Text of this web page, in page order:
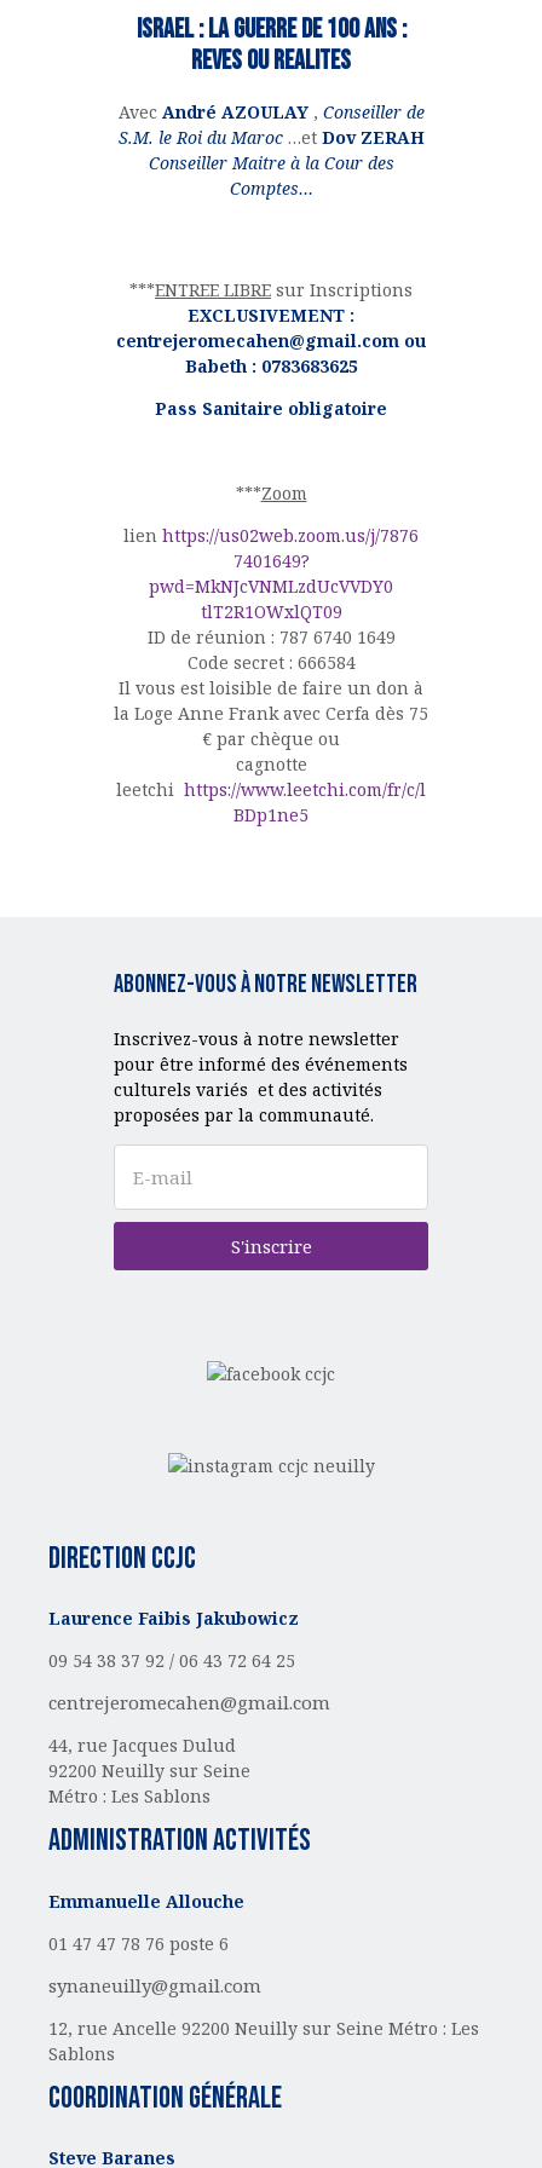
ISRAEL : LA GUERRE DE 100 ANS :
REVES ou REALITES
Avec André AZOULAY, Conseiller de
S.M. le Roi du Maroc…et Dov ZERAH
Conseiller Maitre à la Cour des
Comptes…
***ENTREE LIBRE sur Inscriptions
EXCLUSIVEMENT :
centrejeromecahen@gmail.com ou
Babeth : 0783683625
Pass Sanitaire obligatoire
***Zoom
lien https://us02web.zoom.us/j/7876
7401649?
pwd=MkNJcVNMLzdUcVVDY0
tlT2R1OWxlQT09
ID de réunion : 787 6740 1649
Code secret : 666584
Il vous est loisible de faire un don à
la Loge Anne Frank avec Cerfa dès 75
€ par chèque ou
cagnotte
leetchi https://www.leetchi.com/fr/c/l
BDp1ne5
Abonnez-vous à notre Newsletter
Inscrivez-vous à notre newsletter
pour être informé des événements
culturels variés et des activités
proposées par la communauté.
S'inscrire
Direction CCJC
Laurence Faibis Jakubowicz
09 54 38 37 92 / 06 43 72 64 25
centrejeromecahen@gmail.com
44, rue Jacques Dulud
92200 Neuilly sur Seine
Métro : Les Sablons
administration activités
Emmanuelle Allouche
01 47 47 78 76 poste 6
synaneuilly@gmail.com
12, rue Ancelle 92200 Neuilly sur Seine Métro : Les
Sablons
Coordination générale
Steve Baranes